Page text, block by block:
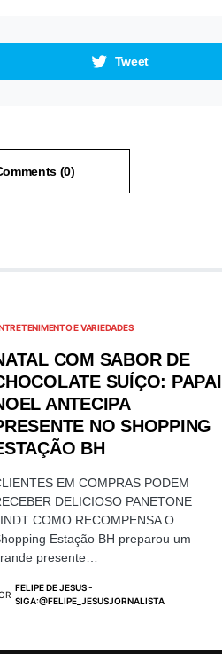
Tweet
(0)
E VARIEDADES
COM SABOR DE
SUÍÇO: PAPAI
ANTECIPA
NO SHOPPING
BH
EM COMPRAS PODEM
DELICIOSO PANETONE
COMO RECOMPENSA O
Estação BH preparou um
presente…
FELIPE DE JESUS -
SIGA:@FELIPE_JESUSJORNALISTA